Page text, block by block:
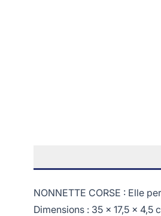
NONNETTE CORSE : Elle
Dimensions : 35 x 17,5 x 4,5